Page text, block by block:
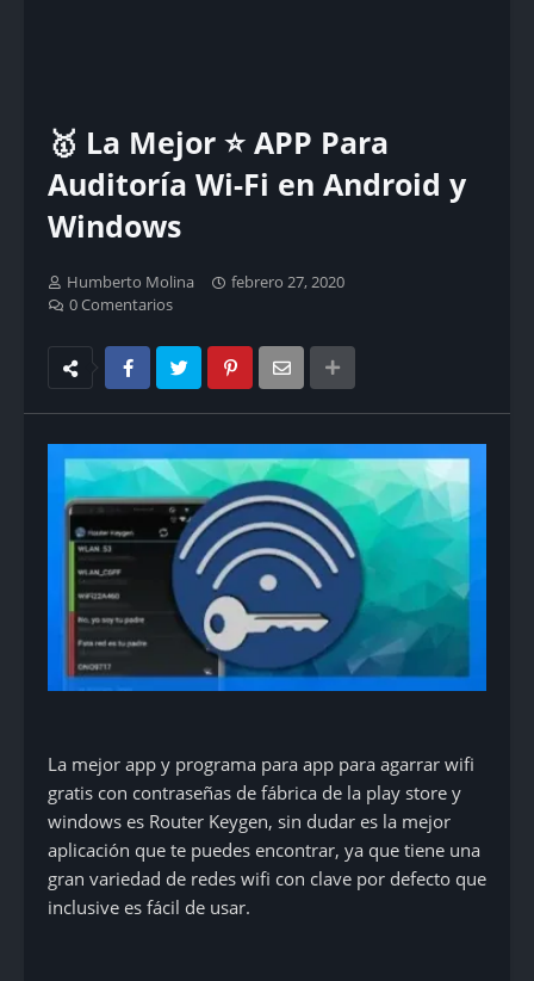
🥇 La Mejor ⭐ APP Para
Auditoría Wi-Fi en Android y
Windows
Humberto Molina
febrero 27, 2020
0 Comentarios
La mejor app y programa para app para agarrar wifi
gratis con contraseñas de fábrica de la play store y
windows es Router Keygen, sin dudar es la mejor
aplicación que te puedes encontrar, ya que tiene una
gran variedad de redes wifi con clave por defecto que
inclusive es fácil de usar.